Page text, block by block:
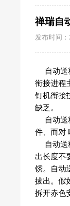
禅瑞自
发布时间
自动
衔接进程
钉机衔接
缺乏。
自动
件、而对
自动
出长度不
锈。自动
拔出。假
拆开赤色